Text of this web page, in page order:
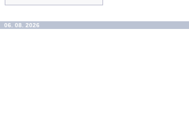
06. 08. 2026